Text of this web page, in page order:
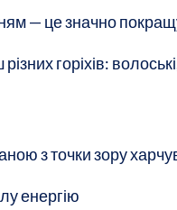
— це значно
горіхів:
з точки зору
енергію